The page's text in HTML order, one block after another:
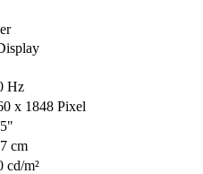
Hz
x 1848 Pixel
cm
cd/m²